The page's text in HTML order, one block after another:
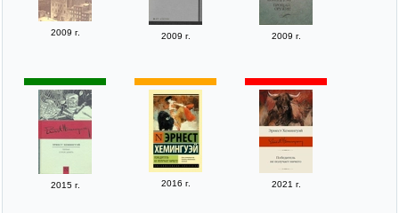
2009 г. 2009 г. 2009 г.
2015 г. 2016 г. 2021 г.